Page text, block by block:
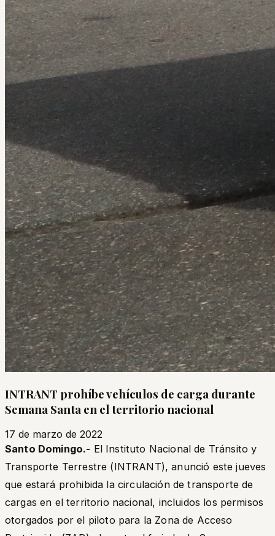
INTRANT prohíbe vehículos de carga durante
Semana Santa en el territorio nacional
17 de marzo de 2022
Santo Domingo.- El Instituto Nacional de Tránsito y
Transporte Terrestre (INTRANT), anunció este jueves
que estará prohibida la circulación de transporte de
cargas en el territorio nacional, incluidos los permisos
otorgados por el piloto para la Zona de Acceso